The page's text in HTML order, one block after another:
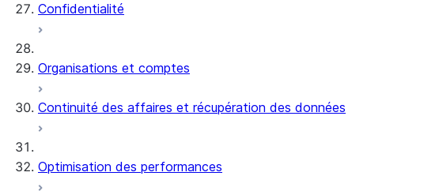
Confidentialité
Organisations et comptes
Continuité des affaires et récupération des données
Optimisation des performances